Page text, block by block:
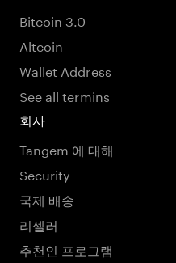
Bitcoin 3.0
Altcoin
Wallet Address
See all termins
회사
Tangem 에 대해
Security
국제 배송
리셀러
추천인 프로그램